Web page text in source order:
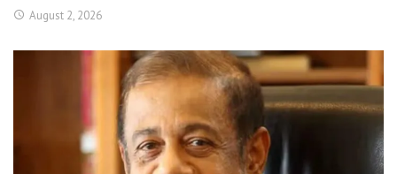
August 2, 2026